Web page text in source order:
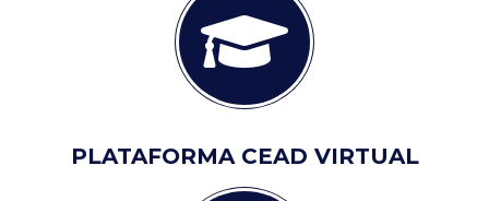
PLATAFORMA CEAD VIRTUAL